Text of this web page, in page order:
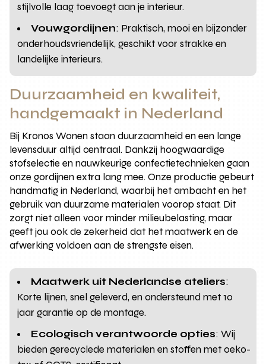
stijlvolle laag toevoegt aan je interieur.
Vouwgordijnen: Praktisch, mooi en bijzonder
onderhoudsvriendelijk, geschikt voor strakke en
landelijke interieurs.
Duurzaamheid en kwaliteit,
handgemaakt in Nederland
Bij Kronos Wonen staan duurzaamheid en een lange
levensduur altijd centraal. Dankzij hoogwaardige
stofselectie en nauwkeurige confectietechnieken gaan
onze gordijnen extra lang mee. Onze productie gebeurt
handmatig in Nederland, waarbij het ambacht en het
gebruik van duurzame materialen voorop staat. Dit
zorgt niet alleen voor minder milieubelasting, maar
geeft jou ook de zekerheid dat het maatwerk en de
afwerking voldoen aan de strengste eisen.
Maatwerk uit Nederlandse ateliers:
Korte lijnen, snel geleverd, en ondersteund met 10
jaar garantie op de montage.
Ecologisch verantwoorde opties: Wij
bieden gerecyclede materialen en stoffen met oeko-